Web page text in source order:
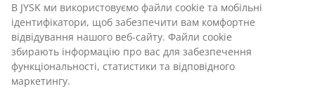
В JYSK ми використовуємо файли cookie та мобільні
ідентифікатори, щоб забезпечити вам комфортне
відвідування нашого веб-сайту. Файли cookie
збирають інформацію про вас для забезпечення
функціональності, статистики та відповідного
маркетингу.